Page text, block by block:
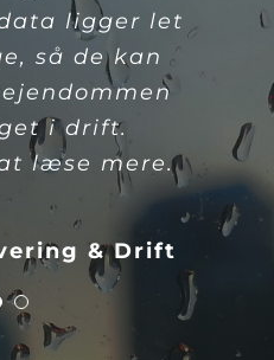
ligger let
så de kan
i drift.
læse mere.
& Drift
til dine
afgørende, at
og leverancer
i hånd.
læse mere.